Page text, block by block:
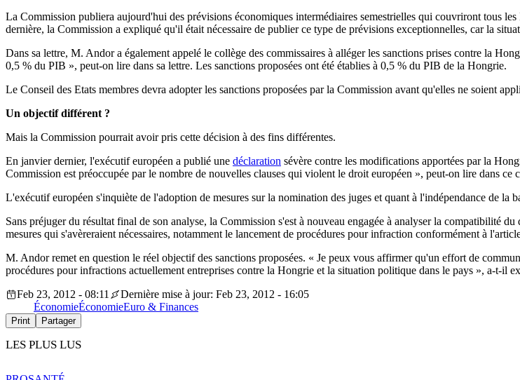
La Commission publiera aujourd'hui des prévisions économiques intermédiaires semestrielles qui couvriront tous
dernière, la Commission a expliqué qu'il était nécessaire de publier ce type de prévisions exceptionnelles, car la
Dans sa lettre, M. Andor a également appelé le collège des commissaires à alléger les sanctions prises contre la
0,5 % du PIB », peut-on lire dans sa lettre. Les sanctions proposées ont été établies à 0,5 % du PIB de la Hongrie.
Le Conseil des Etats membres devra adopter les sanctions proposées par la Commission avant qu'elles ne soient
Un objectif différent ?
Mais la Commission pourrait avoir pris cette décision à des fins différentes.
En janvier dernier, l'exécutif européen a publié une déclaration sévère contre les modifications apportées par la
Commission est préoccupée par le nombre de nouvelles clauses qui violent le droit européen », peut-on lire dans ce
L'exécutif européen s'inquiète de l'adoption de mesures sur la nomination des juges et quant à l'indépendance de la
Sans préjuger du résultat final de son analyse, la Commission s'est à nouveau engagée à analyser la compatibilité
mesures qui s'avèreraient nécessaires, notamment le lancement de procédures pour infraction conformément à
M. Andor remet en question le réel objectif des sanctions proposées. « Je peux vous affirmer qu'un effort de
procédures pour infractions actuellement entreprises contre la Hongrie et la situation politique dans le pays », a-t-il
Feb 23, 2012 - 08:11
Dernière mise à jour: Feb 23, 2012 - 16:05
ÉconomieÉconomieEuro & Finances
Print Partager
LES PLUS LUS